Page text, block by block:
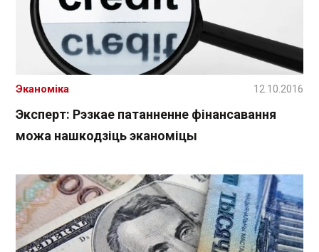
Эксперт: Рэзкае патанненне фінансавання
можа нашкодзіць эканоміцы
Эканоміка 12.10.2016